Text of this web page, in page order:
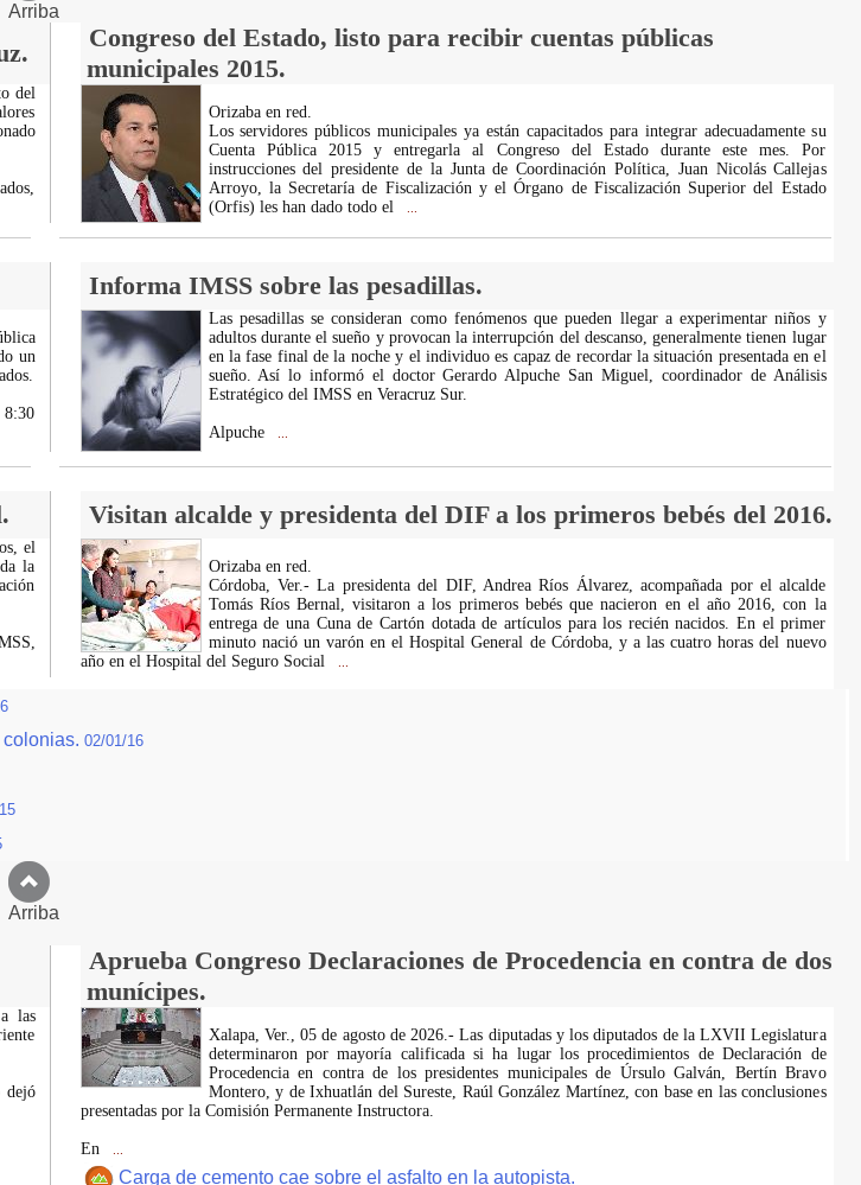
Arriba
Congreso del Estado, listo para recibir cuentas públicas
municipales 2015.
del
Orizaba en red.
Los servidores públicos municipales ya están capacitados para integrar adecuadamente su
Cuenta Pública 2015 y entregarla al Congreso del Estado durante este mes. Por
instrucciones del presidente de la Junta de Coordinación Política, Juan Nicolás Callejas
Arroyo, la Secretaría de Fiscalización y el Órgano de Fiscalización Superior del Estado
(Orfis) les han dado todo el
Informa IMSS sobre las pesadillas.
un
8:30
Las pesadillas se consideran como fenómenos que pueden llegar a experimentar niños y
adultos durante el sueño y provocan la interrupción del descanso, generalmente tienen lugar
en la fase final de la noche y el individuo es capaz de recordar la situación presentada en el
sueño. Así lo informó el doctor Gerardo Alpuche San Miguel, coordinador de Análisis
Estratégico del IMSS en Veracruz Sur.
Alpuche
Visitan alcalde y presidenta del DIF a los primeros bebés del 2016.
el
la
Orizaba en red.
Córdoba, Ver.- La presidenta del DIF, Andrea Ríos Álvarez, acompañada por el alcalde
Tomás Ríos Bernal, visitaron a los primeros bebés que nacieron en el año 2016, con la
entrega de una Cuna de Cartón dotada de artículos para los recién nacidos. En el primer
minuto nació un varón en el Hospital General de Córdoba, y a las cuatro horas del nuevo
año en el Hospital del Seguro Social
02/01/16
Arriba
Aprueba Congreso Declaraciones de Procedencia en contra de dos
munícipes.
las
dejó
Xalapa, Ver., 05 de agosto de 2026.- Las diputadas y los diputados de la LXVII Legislatura
determinaron por mayoría calificada si ha lugar los procedimientos de Declaración de
Procedencia en contra de los presidentes municipales de Úrsulo Galván, Bertín Bravo
Montero, y de Ixhuatlán del Sureste, Raúl González Martínez, con base en las conclusiones
presentadas por la Comisión Permanente Instructora.
En
Carga de cemento cae sobre el asfalto en la autopista.